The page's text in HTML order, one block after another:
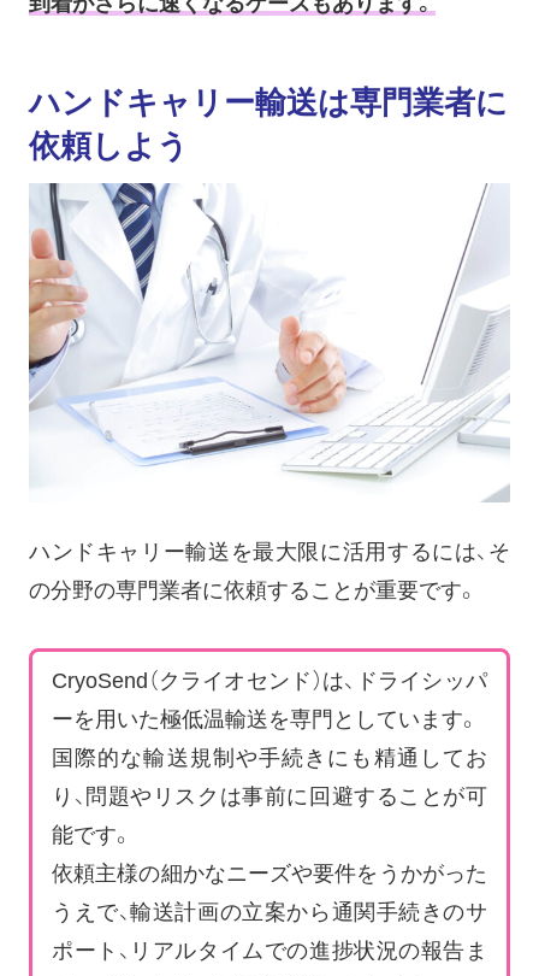
ハンドキャリー輸送は専門業者に
依頼しよう
ハンドキャリー輸送を最大限に活用するには、そ
の分野の専門業者に依頼することが重要です。
CryoSend（クライオセンド）は、ドライシッパ
ーを用いた極低温輸送を専門としています。
国際的な輸送規制や手続きにも精通してお
り、問題やリスクは事前に回避することが可
能です。
依頼主様の細かなニーズや要件をうかがった
うえで、輸送計画の立案から通関手続きのサ
ポート、リアルタイムでの進捗状況の報告ま